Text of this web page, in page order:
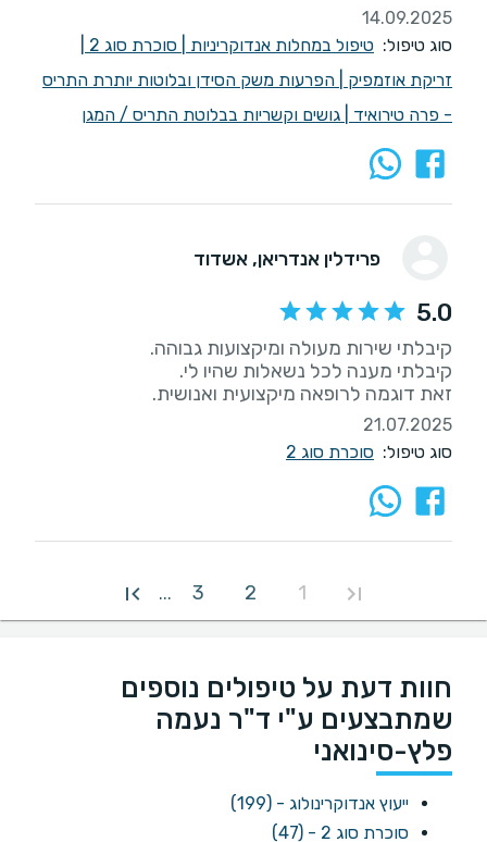
14.09.2025
סוג טיפול: טיפול במחלות אנדוקריניות סוכרת סוג 2
זריקת אוזמפיק
הפרעות משק הסידן ובלוטות יותרת התריס
- פרה טירואיד
גושים וקשריות בבלוטת התריס / המגן
פרידלין אנדריאן, אשדוד
5.0
זאת דוגמה לרופאה מיקצועית ואנושית.
21.07.2025
סוג טיפול: סוכרת סוג 2
1
2
3
...
חוות דעת על טיפולים נוספים
שמתבצעים ע"י ד"ר נעמה
פלץ-סינואני
ייעוץ אנדוקרינולוג - (199)
סוכרת סוג 2 - (47)